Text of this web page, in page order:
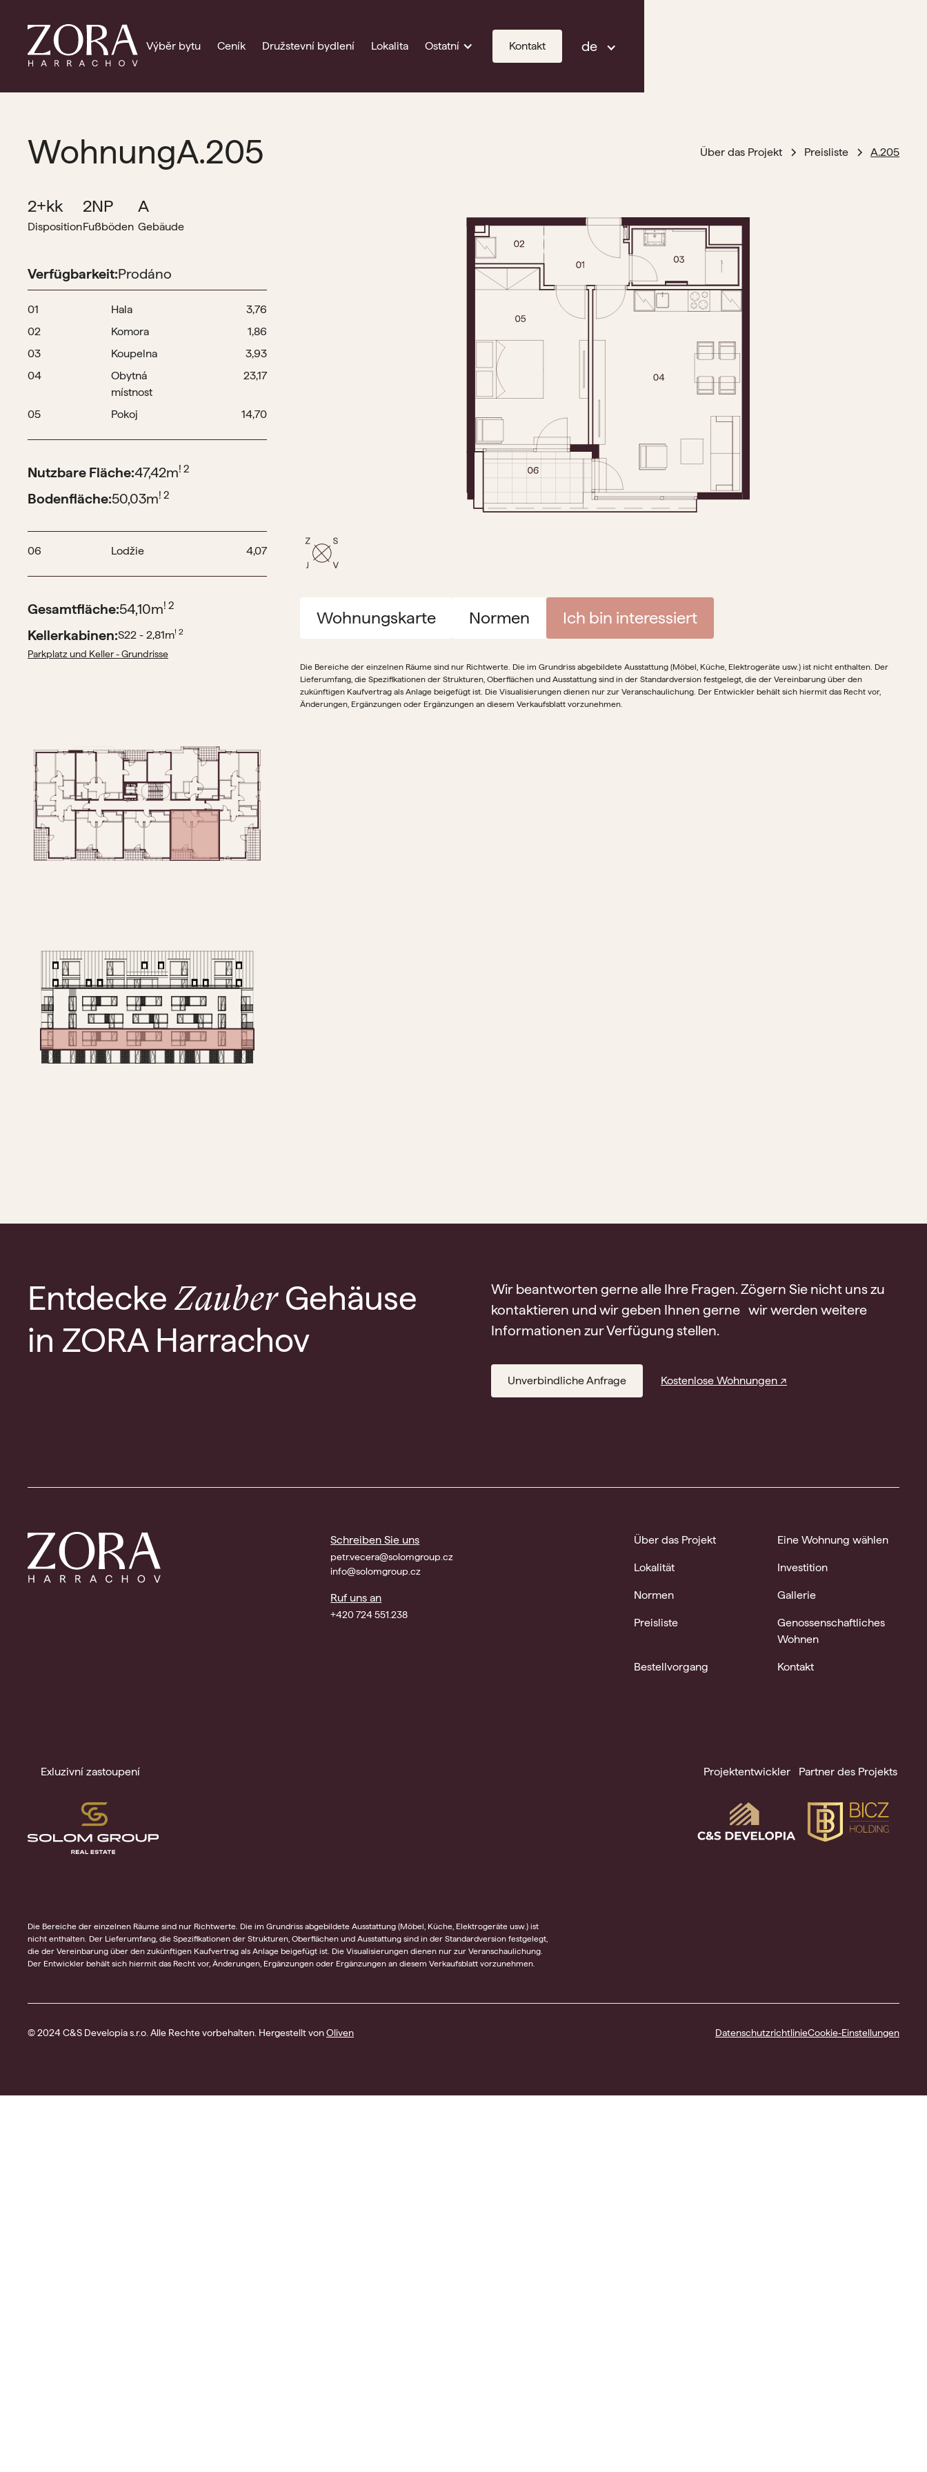
Výběr bytu Ceník Družstevní bydlení Lokalita Ostatní Kontakt de
WohnungA.205 Über das Projekt Preisliste A.205
2+kk 2NP A
DispositionFußböden Gebäude
Verfügbarkeit:Prodáno
01 Hala
3,76
02
Komora
1,86
03
Koupelna
3,93
04
Obytná
místnost
23,17
05 Pokoj 14,70
Nutzbare Fläche:47,42m! 2
Bodenfläche:50,03m! 2
06 Lodžie 4,07
Gesamtfläche:54,10m! 2
Kellerkabinen:S22 - 2,81m! 2
Parkplatz und Keller - Grundrisse
Wohnungskarte Normen Ich bin interessiert
Die Bereiche der einzelnen Räume sind nur Richtwerte. Die im Grundriss abgebildete Ausstattung (Möbel, Küche, Elektrogeräte usw.) ist nicht enthalten. Der
Lieferumfang, die Spezifikationen der Strukturen, Oberflächen und Ausstattung sind in der Standardversion festgelegt, die der Vereinbarung über den
zukünftigen Kaufvertrag als Anlage beigefügt ist. Die Visualisierungen dienen nur zur Veranschaulichung. Der Entwickler behält sich hiermit das Recht vor,
Änderungen, Ergänzungen oder Ergänzungen an diesem Verkaufsblatt vorzunehmen.
EntdeckeZauberGehäuse
in ZORA Harrachov
Wir beantworten gerne alle Ihre Fragen. Zögern Sie nicht uns zu
kontaktieren und wir geben Ihnen gerne wir werden weitere
Informationen zur Verfügung stellen.
Unverbindliche Anfrage Kostenlose Wohnungen ↗
Schreiben Sie uns
petr.vecera@solomgroup.cz
info@solomgroup.cz
Ruf uns an
+420 724 551.238
Über das Projekt Eine Wohnung wählen
Lokalität Investition
Normen Gallerie
Preisliste
Genossenschaftliches
Wohnen
Bestellvorgang Kontakt
Exluzivní zastoupení Projektentwickler Partner des Projekts
Die Bereiche der einzelnen Räume sind nur Richtwerte. Die im Grundriss abgebildete Ausstattung (Möbel, Küche, Elektrogeräte usw.) ist
nicht enthalten. Der Lieferumfang, die Spezifikationen der Strukturen, Oberflächen und Ausstattung sind in der Standardversion festgelegt,
die der Vereinbarung über den zukünftigen Kaufvertrag als Anlage beigefügt ist. Die Visualisierungen dienen nur zur Veranschaulichung.
Der Entwickler behält sich hiermit das Recht vor, Änderungen, Ergänzungen oder Ergänzungen an diesem Verkaufsblatt vorzunehmen.
© 2024 C&S Developia s.r.o. Alle Rechte vorbehalten. Hergestellt vonOliven DatenschutzrichtlinieCookie-Einstellungen